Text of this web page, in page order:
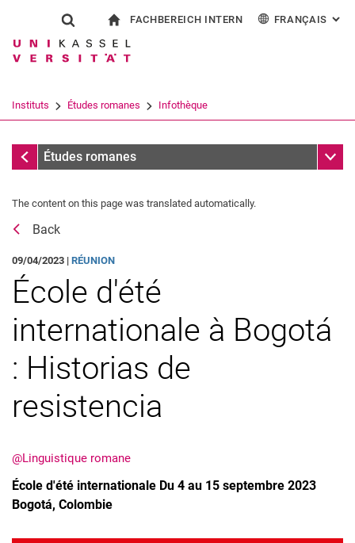
Jump directly to: content
Jump directly to: search
Jump directly to: main
Show search form
Search term
Search (opens an external link in a
FACHBEREICH INTERN FRANÇAIS :
Instituts Études romanes Infothèque
Messages
Études romanes Sub
The content on this page was translated automatically.
Back
09/04/2023 | RÉUNION
École d'été
internationale à Bogotá
: Historias de
resistencia
@Linguistique romane
École d'été internationale Du 4 au 15 septembre 2023
Bogotá, Colombie